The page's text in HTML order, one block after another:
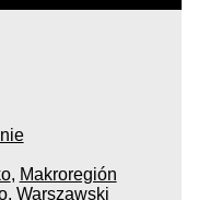
, Makroregión
, Warszawski